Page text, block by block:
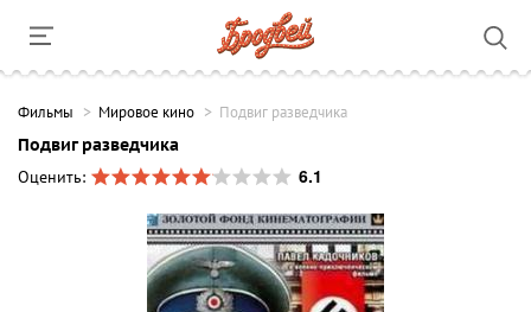
Фильмы Мировое кино Подвиг разведчика
Подвиг разведчика
Оценить:
6.1